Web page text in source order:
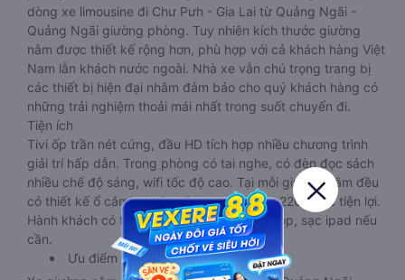
dòng xe limousine đi Chư Pưh - Gia Lai từ Quảng Ngãi -
Quảng Ngãi giường phòng. Tuy nhiên kích thước giường
nằm được thiết kế rộng hơn, phù hợp với cả khách hàng Việt
Nam lẫn khách nước ngoài. Nhà xe vẫn chú trọng trang bị
các thiết bị hiện đại nhằm đảm bảo cho quý khách hàng có
những trải nghiệm thoải mái nhất trong suốt chuyến đi.
Tiện ích
Tivi ốp trần nét cứng, đầu HD tích hợp nhiều chương trình
giải trí hấp dẫn. Trong phòng có tai nghe, có đèn đọc sách
nhiều chế độ sáng, wifi tốc độ cao. Tại mỗi giường nằm đều
có thiết kế ổ cắm sạc đa năng nguồn điện 220v cực tiện lợi.
Hành khách có thể sạc điện thoại, sạc laptop, sạc ipad nếu
cần.
Ưu điểm